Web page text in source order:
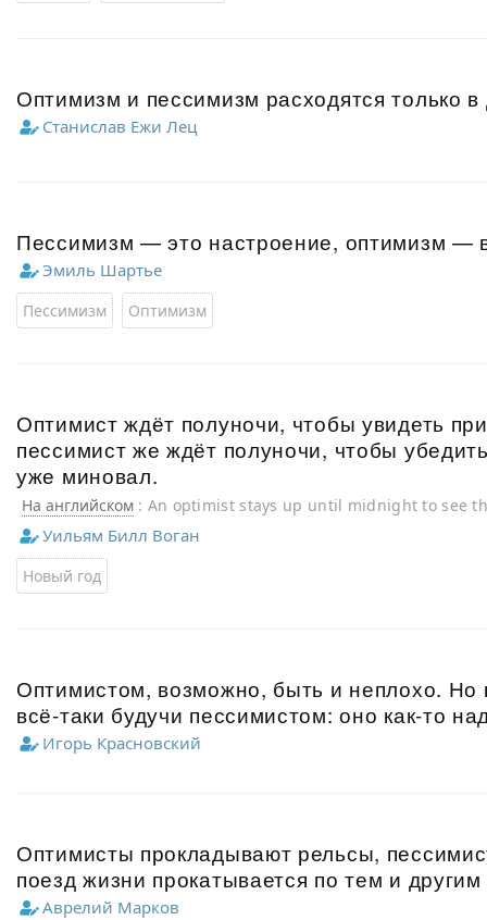
Оптимизм и пессимизм расходятся только в
Станислав Ежи Лец
Пессимизм — это настроение, оптимизм —
Эмиль Шартье
Пессимизм Оптимизм
Оптимист ждёт полуночи, чтобы увидеть
пессимист же ждёт полуночи, чтобы
уже миновал.
На английском : An optimist stays up until midnight to see
stays up to make sure the old year leaves.
Уильям Билл Воган
Новый год
Оптимистом, возможно, быть и неплохо. Но
всё-таки будучи пессимистом: оно как-то
Игорь Красновский
Оптимисты прокладывают рельсы,
поезд жизни прокатывается по тем и другим
Аврелий Марков